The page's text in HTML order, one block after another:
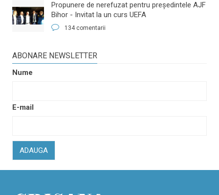
​Propunere de nerefuzat pentru preşedintele AJF
Bihor - Invitat la un curs UEFA
134 comentarii
ABONARE NEWSLETTER
Nume
E-mail
ADAUGA